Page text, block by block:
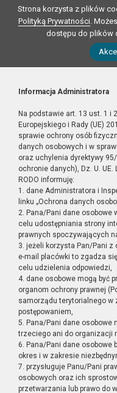
Strona korzysta z plików
Polityką Prywatności.
dostępu do plików
Informacja Administratora
Na podstawie art. 13 ust. 1 i
Europejskiego i Rady (UE)
sprawie ochrony osób
danych osobowych i w
oraz uchylenia dyrektywy
ochronie danych), Dz. U.
RODO informuję:
1. dane Administratora i
linku „Ochrona danych
2. Pana/Pani dane osobowe
celu udostępniania strony
prawnych spoczywających
3. jeżeli korzysta Pan/Pani z
e-mail placówki to zgadza
celu udzielenia odpowiedzi,
4. dane osobowe mogą być
organom ochrony prawnej
samorządu terytorialnego w
postępowaniem,
5. Pana/Pani dane osobowe
trzeciego ani do organizacji
6. Pana/Pani dane osobowe
okres i w zakresie
7. przysługuje Panu/Pani
osobowych oraz ich
przetwarzania lub prawo do